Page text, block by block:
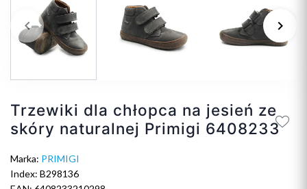
Poprzedni
keyboard_arrow_left keyboard_arrow_right
Trzewiki dla chłopca na jesień ze
skóry naturalnej Primigi 6408233
Marka: PRIMIGI
Index: B298136